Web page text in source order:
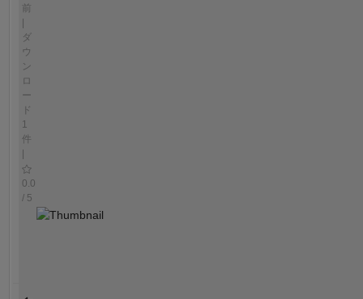
前
|
ダ
ウ
ン
ロ
ー
ド
1
件
|
0.0
/ 5